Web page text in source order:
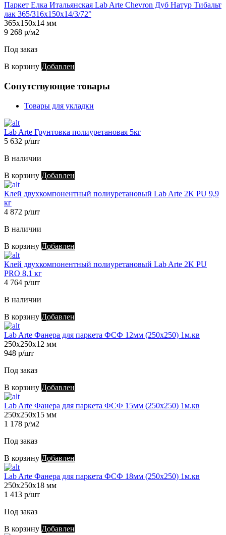
Паркет Елка Итальянская Lab Arte Chevron Дуб Натур Тибальт
лак 365/316х150х14/3/72°
365х150х14 мм
9 268 р/м2
Под заказ
В корзину Добавлен
Сопутствующие товары
Товары для укладки
Lab Arte Грунтовка полиуретановая 5кг
5 632 р/шт
В наличии
В корзину Добавлен
Клей двухкомпонентный полиуретановый Lab Arte 2K PU 9,9
кг
4 872 р/шт
В наличии
В корзину Добавлен
Клей двухкомпонентный полиуретановый Lab Arte 2K PU
PRO 8,1 кг
4 764 р/шт
В наличии
В корзину Добавлен
Lab Arte Фанера для паркета ФСФ 12мм (250х250) 1м.кв
250х250х12 мм
948 р/шт
Под заказ
В корзину Добавлен
Lab Arte Фанера для паркета ФСФ 15мм (250х250) 1м.кв
250х250х15 мм
1 178 р/м2
Под заказ
В корзину Добавлен
Lab Arte Фанера для паркета ФСФ 18мм (250х250) 1м.кв
250х250х18 мм
1 413 р/шт
Под заказ
В корзину Добавлен